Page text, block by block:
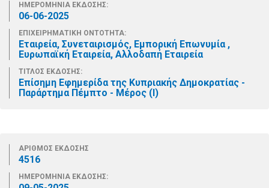
ΗΜΕΡΟΜΗΝΙΑ ΕΚΔΟΣΗΣ:
06-06-2025
ΕΠΙΧΕΙΡΗΜΑΤΙΚΗ ΟΝΤΟΤΗΤΑ:
Εταιρεία, Συνεταιρισμός, Εμπορική Επωνυμία ,
Ευρωπαϊκή Εταιρεία, Αλλοδαπή Εταιρεία
ΤΙΤΛΟΣ ΕΚΔΟΣΗΣ:
Επίσημη Εφημερίδα της Κυπριακής Δημοκρατίας -
Παράρτημα Πέμπτο - Μέρος (Ι)
ΑΡΙΘΜΟΣ ΕΚΔΟΣΗΣ
4516
ΗΜΕΡΟΜΗΝΙΑ ΕΚΔΟΣΗΣ: